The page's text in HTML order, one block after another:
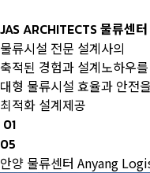
JAS ARCHITECTS물류센
물류시설 전문 설계사의
축적된 경험과 설계노하우
대형 물류시설 효율과 안전
최적화 설계제공
01
05
안양 물류센터 Anyang